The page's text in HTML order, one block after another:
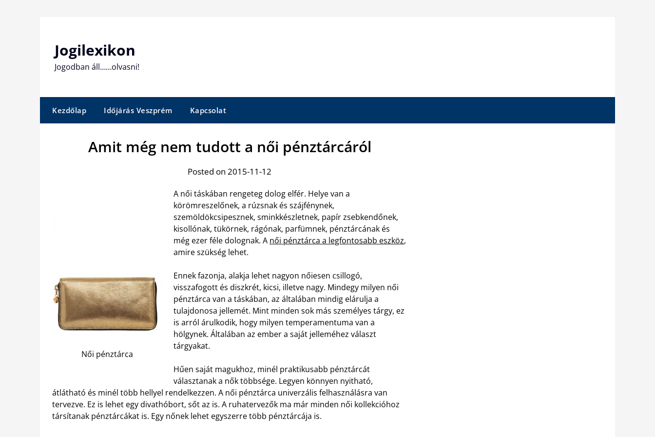
Jogilexikon
Jogodban áll……olvasni!
Kezdőlap Időjárás Veszprém Kapcsolat
Amit még nem tudott a női pénztárcáról
Posted on 2015-11-12
Női pénztárca
A női táskában rengeteg dolog elfér. Helye van a
körömreszelőnek, a rúzsnak és szájfénynek,
szemöldökcsipesznek, sminkkészletnek, papír zsebkendőnek,
kisollónak, tükörnek, rágónak, parfümnek, pénztárcának és
még ezer féle dolognak. A női pénztárca a legfontosabb eszköz,
amire szükség lehet.
Ennek fazonja, alakja lehet nagyon nőiesen csillogó,
visszafogott és diszkrét, kicsi, illetve nagy. Mindegy milyen női
pénztárca van a táskában, az általában mindig elárulja a
tulajdonosa jellemét. Mint minden sok más személyes tárgy, ez
is arról árulkodik, hogy milyen temperamentuma van a
hölgynek. Általában az ember a saját jelleméhez választ
tárgyakat.
Hűen saját magukhoz, minél praktikusabb pénztárcát
választanak a nők többsége. Legyen könnyen nyitható,
átlátható és minél több hellyel rendelkezzen. A női pénztárca univerzális felhasználásra van
tervezve. Ez is lehet egy divathóbort, sőt az is. A ruhatervezők ma már minden női kollekcióhoz
társítanak pénztárcákat is. Egy nőnek lehet egyszerre több pénztárcája is.